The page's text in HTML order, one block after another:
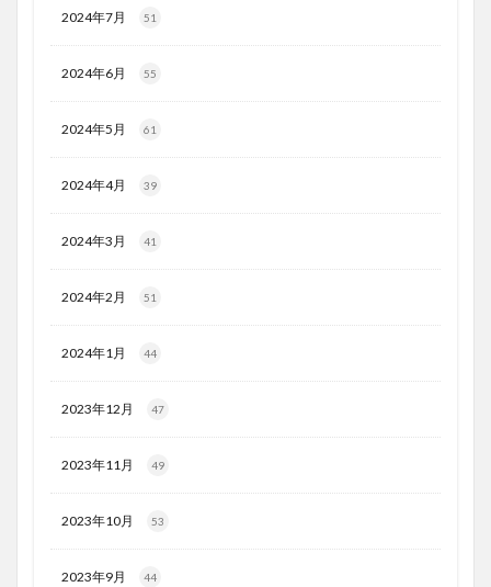
2024年7月 51
2024年6月 55
2024年5月 61
2024年4月 39
2024年3月 41
2024年2月 51
2024年1月 44
2023年12月 47
2023年11月 49
2023年10月 53
2023年9月 44